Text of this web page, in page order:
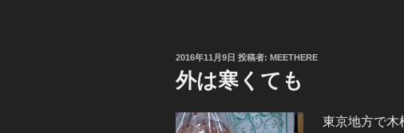
投
稿
日:
2016年11月9日 投稿者: MEETHERE
外は寒くても
東京地方で木